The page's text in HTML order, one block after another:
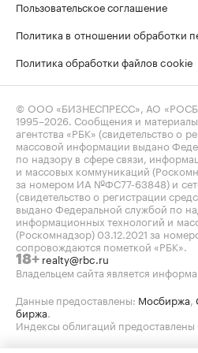
Пользовательское соглашение
Политика в отношении обработки
Политика обработки файлов cookie
© ООО «БИЗНЕСПРЕСС», АО
1995–2026 . Сообщения и
агентства «РБК» (свидетельство о
массовой информации выдано
по надзору в сфере связи,
и массовых коммуникаций
за номером ИА №ФС77-63848) и
(свидетельство о регистрации
выдано Федеральной службой по
информационных технологий и
(Роскомнадзор) 03.12.2021 за
сопровождаются пометкой «РБК».
18+ realty@rbc.ru
Владельцем сайта является
Данные предоставлены: Мосбиржа
биржа
Индексы облигаций предоставлены